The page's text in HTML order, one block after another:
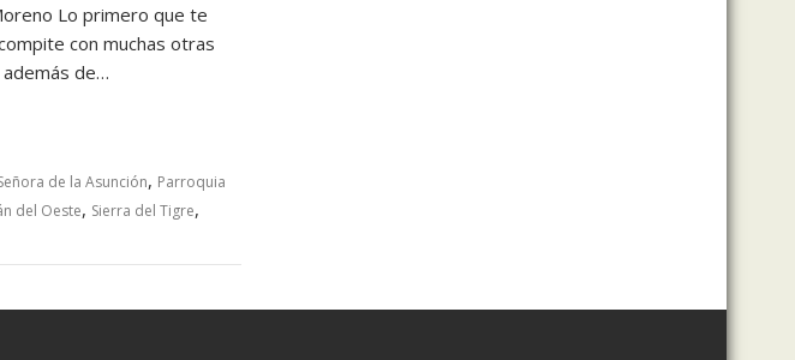
Lo primero que te
con muchas otras
además de…
de la Asunción, Parroquia
del Oeste, Sierra del Tigre,